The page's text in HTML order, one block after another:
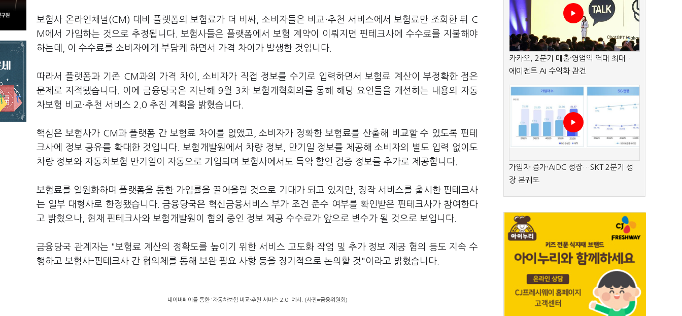
보험사 온라인채널(CM) 대비 플랫폼의 보험료가 더 비싸, 소비자들은 비교·추천 서비스에서 보험료만 조회한 뒤 C
M에서 가입하는 것으로 추정됩니다. 보험사들은 플랫폼에서 보험 계약이 이뤄지면 핀테크사에 수수료를 지불해야
하는데, 이 수수료를 소비자에게 부담케 하면서 가격 차이가 발생한 것입니다.
따라서 플랫폼과 기존 CM과의 가격 차이, 소비자가 직접 정보를 수기로 입력하면서 보험료 계산이 부정확한 점은
문제로 지적됐습니다. 이에 금융당국은 지난해 9월 3차 보험개혁회의를 통해 해당 요인들을 개선하는 내용의 자동
차보험 비교·추천 서비스 2.0 추진 계획을 밝혔습니다.
핵심은 보험사가 CM과 플랫폼 간 보험료 차이를 없앴고, 소비자가 정확한 보험료를 산출해 비교할 수 있도록 핀테
크사에 정보 공유를 확대한 것입니다. 보험개발원에서 차량 정보, 만기일 정보를 제공해 소비자의 별도 입력 없이도
차량 정보와 자동차보험 만기일이 자동으로 기입되며 보험사에서도 특약 할인 검증 정보를 추가로 제공합니다.
보험료를 일원화하며 플랫폼을 통한 가입률을 끌어올릴 것으로 기대가 되고 있지만, 정작 서비스를 출시한 핀테크사
는 일부 대형사로 한정됐습니다. 금융당국은 혁신금융서비스 부가 조건 준수 여부를 확인받은 핀테크사가 참여한다
고 밝혔으나, 현재 핀테크사와 보험개발원이 협의 중인 정보 제공 수수료가 앞으로 변수가 될 것으로 보입니다.
금융당국 관계자는 "보험료 계산의 정확도를 높이기 위한 서비스 고도화 작업 및 추가 정보 제공 협의 등도 지속 수
행하고 보험사-핀테크사 간 협의체를 통해 보완 필요 사항 등을 정기적으로 논의할 것"이라고 밝혔습니다.
네이버페이를 통한 '자동차보험 비교·추천 서비스 2.0' 예시. (사진=금융위원회)
카카오, 2분기 매출·영업익 역대 최대…
에이전트 AI 수익화 관건
가입자 증가·AIDC 성장…SKT 2분기 성
장 본궤도